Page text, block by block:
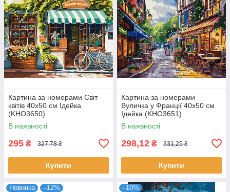
Картина за номерами Світ
квітів 40х50 см Ідейка
(KHO3650)
В наявності
295 ₴ 327,78 ₴
Купити
Картина за номерами
Вуличка у Франції 40х50 см
Ідейка (KHO3651)
В наявності
298,12 ₴ 331,25 ₴
Купити
Новинка –12% –10%